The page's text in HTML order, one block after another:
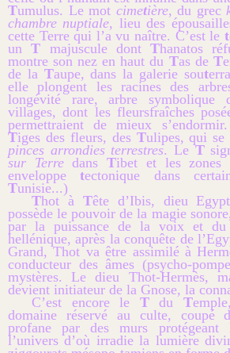
Tumulus. Le mot cimetière, du grec
chambre nuptiale, lieu des
cette Terre qui l’a vu naître. C’est le t
unT majuscule dont Thanatos
montre son nez en haut du Tas de T
de la Taupe, dans la galerie sout
elle plongent les racines des
longévité rare, arbre symbolique
villages, dont les fleursfraîches
permettraient de mieux
Tiges des fleurs, des Tulipes, qui se
pinces arrondies terrestres. LeT
sur TerredansTibet et les zones
enveloppetectonique dans
Tunisie...)
Thot à Tête d’Ibis, dieu
possède le pouvoir de la magie
par la puissance de la voix et du
hellénique, après la conquête de
Grand, Thot va être assimilé à
conducteur des âmes (psycho-
mystères. Le dieu Thot-Hermès,
devient initiateur de la Gnose, la
C’est encore le Tdu T
domaine réservé au culte, coupé
profane par des murs
l’univers d’où irradie la lumière